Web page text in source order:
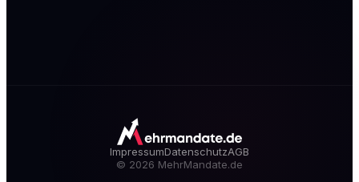
ImpressumDatenschutzAGB
© 2026 MehrMandate.de